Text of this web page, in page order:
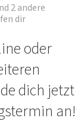
2 andere
dir
oder
dich jetzt
an!